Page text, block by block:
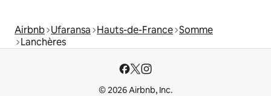
Airbnb Ufaransa Hauts-de-France Somme
Lanchères
© 2026 Airbnb, Inc.